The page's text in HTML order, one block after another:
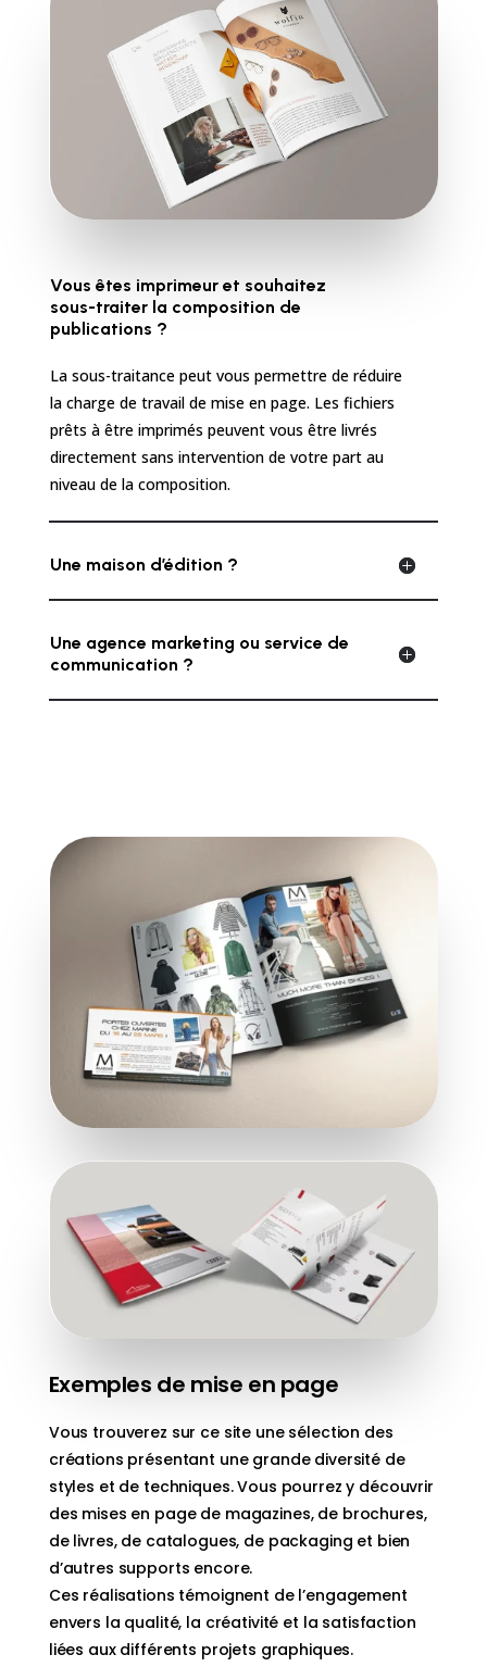
Vous êtes imprimeur et souhaitez
sous-traiter la composition de
publications ?
La sous-traitance peut vous permettre de réduire
la charge de travail de mise en page. Les fichiers
prêts à être imprimés peuvent vous être livrés
directement sans intervention de votre part au
niveau de la composition.
Une maison d’édition ?
Une agence marketing ou service de
communication ?
Exemples de mise en page
Vous trouverez sur ce site une sélection des
créations présentant une grande diversité de
styles et de techniques. Vous pourrez y découvrir
des mises en page de magazines, de brochures,
de livres, de catalogues, de packaging et bien
d’autres supports encore.
Ces réalisations témoignent de l’engagement
envers la qualité, la créativité et la satisfaction
liées aux différents projets graphiques.